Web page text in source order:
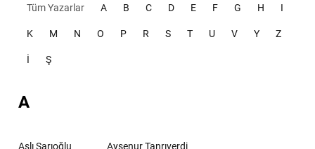
Tüm Yazarlar A B C D E F G H I
K M N O P R S T U V Y Z
İ Ş
A
Aslı Sarıoğlu
Ayşenur Tanrıverdi